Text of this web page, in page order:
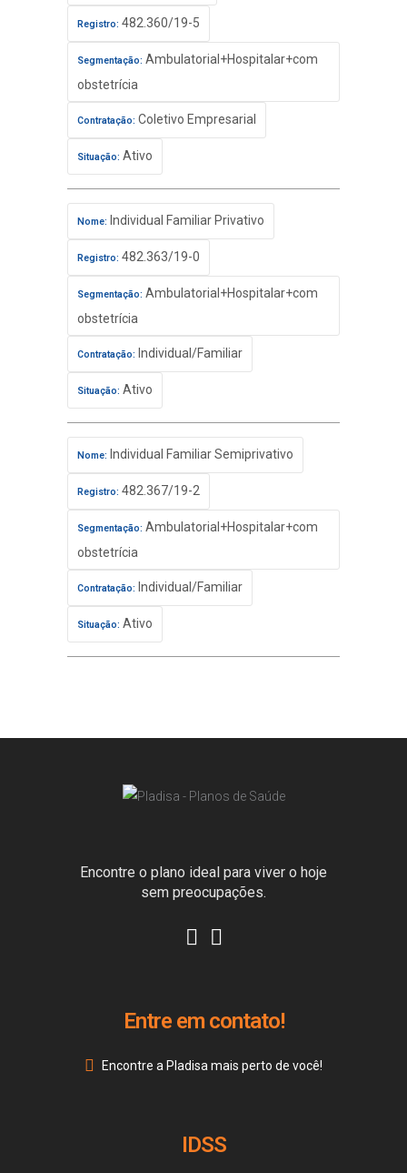
Registro: 482.360/19-5
Segmentação: Ambulatorial+Hospitalar+com
obstetrícia
Contratação: Coletivo Empresarial
Situação: Ativo
Nome: Individual Familiar Privativo
Registro: 482.363/19-0
Segmentação: Ambulatorial+Hospitalar+com
obstetrícia
Contratação: Individual/Familiar
Situação: Ativo
Nome: Individual Familiar Semiprivativo
Registro: 482.367/19-2
Segmentação: Ambulatorial+Hospitalar+com
obstetrícia
Contratação: Individual/Familiar
Situação: Ativo
Encontre o plano ideal para viver o hoje
sem preocupações.
Entre em contato!
Encontre a Pladisa mais perto de você!
IDSS